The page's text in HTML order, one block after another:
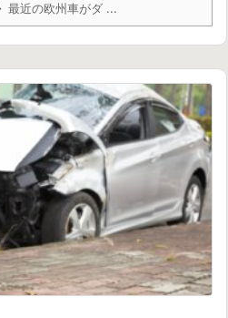
最近の欧州車がダ ...